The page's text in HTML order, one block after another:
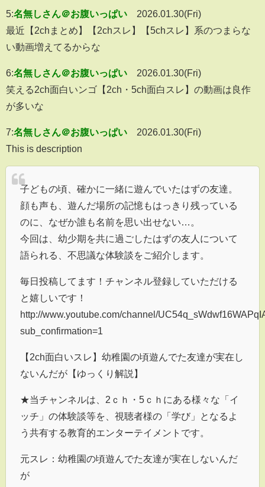
5:名無しさん＠お腹いっぱい
2026.01.30(Fri)
最近【2chまとめ】【2chスレ】【5chスレ】系のつまらな
い動画増えてるからな
6:名無しさん＠お腹いっぱい
2026.01.30(Fri)
笑える2ch面白いンゴ【2ch・5ch面白スレ】の動画は良作
が多いな
7:名無しさん＠お腹いっぱい
2026.01.30(Fri)
This is description
子どもの頃、確かに一緒に遊んでいたはずの友達。
顔も声も、遊んだ場所の記憶もはっきり残っている
のに、なぜか誰も名前を思い出せない…。
今回は、幼少期を共に過ごしたはずの友人について
語られる、不思議な体験談をご紹介します。
毎日投稿してます！チャンネル登録していただける
と嬉しいです！
http://www.youtube.com/channel/
sub_confirmation=1
【2ch面白いスレ】幼稚園の頃遊んでた友達が実在し
ないんだが【ゆっくり解説】
★当チャンネルは、2ｃｈ・5ｃｈにある様々な「イ
ッチ」の体験談等を、視聴者様の「学び」となるよ
う共有する教育的エンターテイメントです。
元スレ：幼稚園の頃遊んでた友達が実在しないんだ
が